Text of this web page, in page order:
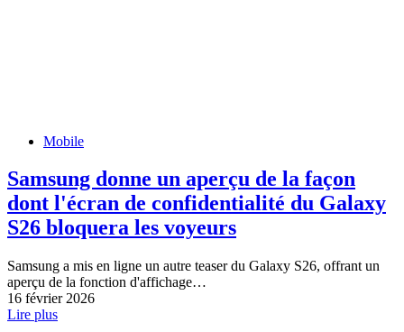
Mobile
Samsung donne un aperçu de la façon
dont l'écran de confidentialité du Galaxy
S26 bloquera les voyeurs
Samsung a mis en ligne un autre teaser du Galaxy S26, offrant un
aperçu de la fonction d'affichage…
16 février 2026
Lire plus